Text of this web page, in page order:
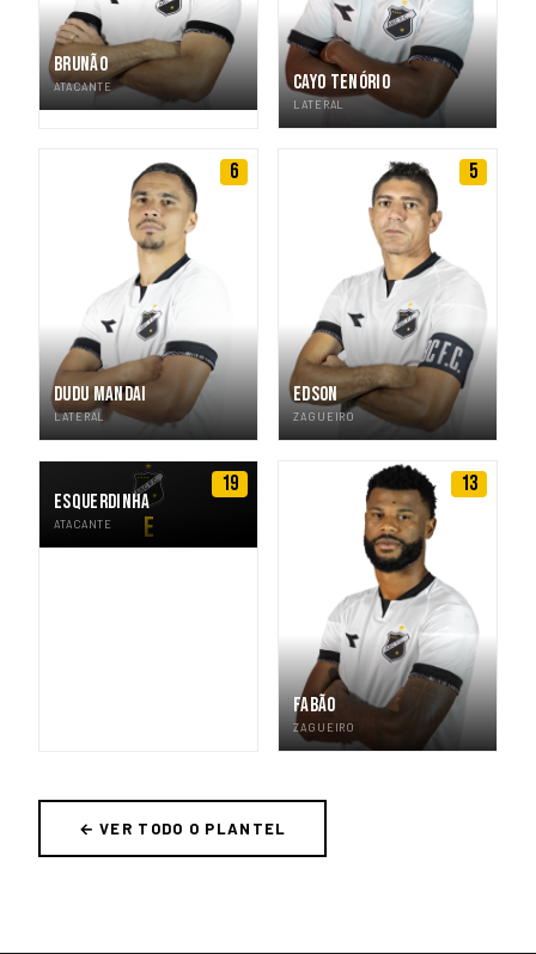
BRUNÃO
ATACANTE CAYO TENÓRIO
LATERAL
6
DUDU MANDAI
LATERAL
5
EDSON
ZAGUEIRO
E
19
ESQUERDINHA
ATACANTE
13
FABÃO
ZAGUEIRO
← VER TODO O PLANTEL